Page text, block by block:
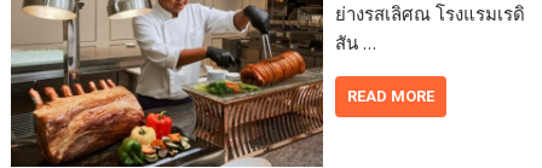
ย่างรสเลิศณ โรงแรมเรดิ
สัน …
READ MORE